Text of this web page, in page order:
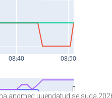
andmed uuendatud seisuga